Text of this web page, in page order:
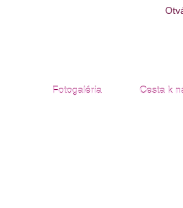
Fotogaléria Cesta k